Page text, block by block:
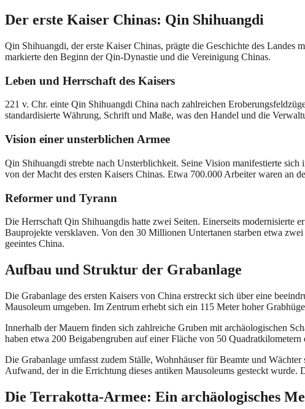
Der erste Kaiser Chinas: Qin Shihuangdi
Qin Shihuangdi, der erste Kaiser Chinas, prägte die Geschichte des
markierte den Beginn der Qin-Dynastie und die Vereinigung Chinas.
Leben und Herrschaft des Kaisers
221 v. Chr. einte Qin Shihuangdi China nach zahlreichen
standardisierte Währung, Schrift und Maße, was den Handel und die
Vision einer unsterblichen Armee
Qin Shihuangdi strebte nach Unsterblichkeit. Seine Vision manifestierte
von der Macht des ersten Kaisers Chinas. Etwa 700.000 Arbeiter waren an
Reformer und Tyrann
Die Herrschaft Qin Shihuangdis hatte zwei Seiten. Einerseits modernisierte
Bauprojekte versklaven. Von den 30 Millionen Untertanen starben etwa
geeintes China.
Aufbau und Struktur der Grabanlage
Die Grabanlage des ersten Kaisers von China erstreckt sich über eine
Mausoleum umgeben. Im Zentrum erhebt sich ein 115 Meter hoher
Innerhalb der Mauern finden sich zahlreiche Gruben mit archäologischen
haben etwa 200 Beigabengruben auf einer Fläche von 50
Die Grabanlage umfasst zudem Ställe, Wohnhäuser für Beamte und
Aufwand, der in die Errichtung dieses antiken Mausoleums gesteckt wurde.
Die Terrakotta-Armee: Ein archäologisches